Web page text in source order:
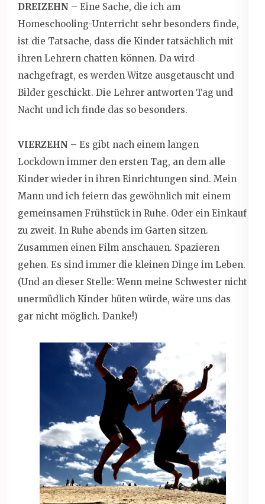
DREIZEHN – Eine Sache, die ich am
Homeschooling-Unterricht sehr besonders finde,
ist die Tatsache, dass die Kinder tatsächlich mit
ihren Lehrern chatten können. Da wird
nachgefragt, es werden Witze ausgetauscht und
Bilder geschickt. Die Lehrer antworten Tag und
Nacht und ich finde das so besonders.
VIERZEHN – Es gibt nach einem langen
Lockdown immer den ersten Tag, an dem alle
Kinder wieder in ihren Einrichtungen sind. Mein
Mann und ich feiern das gewöhnlich mit einem
gemeinsamen Frühstück in Ruhe. Oder ein Einkauf
zu zweit. In Ruhe abends im Garten sitzen.
Zusammen einen Film anschauen. Spazieren
gehen. Es sind immer die kleinen Dinge im Leben.
(Und an dieser Stelle: Wenn meine Schwester nicht
unermüdlich Kinder hüten würde, wäre uns das
gar nicht möglich. Danke!)